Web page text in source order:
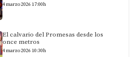
4 marzo 2026 17:00h
El calvario del Promesas desde los
once metros
4 marzo 2026 10:30h